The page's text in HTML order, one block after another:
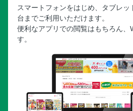
スマートフォンをはじめ、タブレ
台までご利用いただけます。
便利なアプリでの閲覧はもちろん
す。